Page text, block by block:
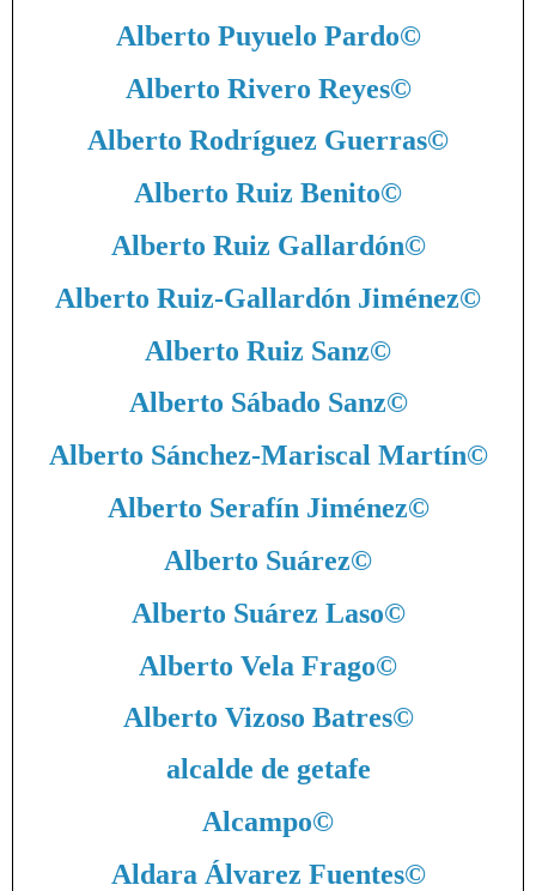
Alberto Puyuelo Pardo©
Alberto Rivero Reyes©
Alberto Rodríguez Guerras©
Alberto Ruiz Benito©
Alberto Ruiz Gallardón©
Alberto Ruiz-Gallardón Jiménez©
Alberto Ruiz Sanz©
Alberto Sábado Sanz©
Alberto Sánchez-Mariscal Martín©
Alberto Serafín Jiménez©
Alberto Suárez©
Alberto Suárez Laso©
Alberto Vela Frago©
Alberto Vizoso Batres©
alcalde de getafe
Alcampo©
Aldara Álvarez Fuentes©